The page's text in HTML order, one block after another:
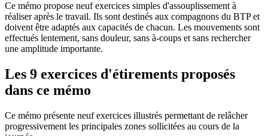
Ce mémo propose neuf exercices simples d'assouplissement à
réaliser après le travail. Ils sont destinés aux compagnons du BTP et
doivent être adaptés aux capacités de chacun. Les mouvements sont
effectués lentement, sans douleur, sans à-coups et sans rechercher
une amplitude importante.
Les 9 exercices d'étirements proposés
dans ce mémo
Ce mémo présente neuf exercices illustrés permettant de relâcher
progressivement les principales zones sollicitées au cours de la